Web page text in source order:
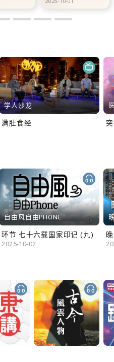
学人沙龙
满肚食经
自由风自由PHONE
环节 七十六载国家印记 (九)
2025-10-02